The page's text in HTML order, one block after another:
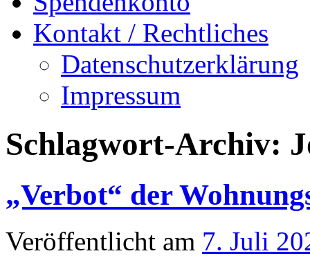
Kontakt / Rechtliches
Datenschutzerklärung
Impressum
Schlagwort-Archiv:
„Verbot“ der
Veröffentlicht am 7. Juli